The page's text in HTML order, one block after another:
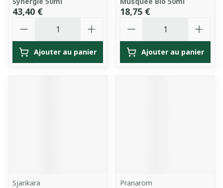
43,40 €
Ajouter au panier
18,75 €
Ajouter au panier
Sjankara
Pranarom